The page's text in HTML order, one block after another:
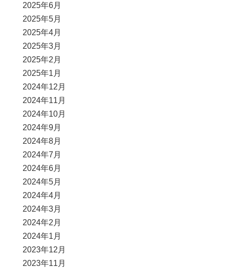
2025年6月
2025年5月
2025年4月
2025年3月
2025年2月
2025年1月
2024年12月
2024年11月
2024年10月
2024年9月
2024年8月
2024年7月
2024年6月
2024年5月
2024年4月
2024年3月
2024年2月
2024年1月
2023年12月
2023年11月